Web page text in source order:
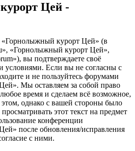
Цей -
«Горнолыжный курорт Цей» (в
«Горнолыжный курорт Цей»,
вы подтверждаете своё
условиями. Если вы не согласны с
и не пользуйтесь форумами
Мы оставляем за собой право
время и сделаем всё возможное,
однако с вашей стороны было
этот текст на предмет
конференции
после обновления/исправления
с ними.